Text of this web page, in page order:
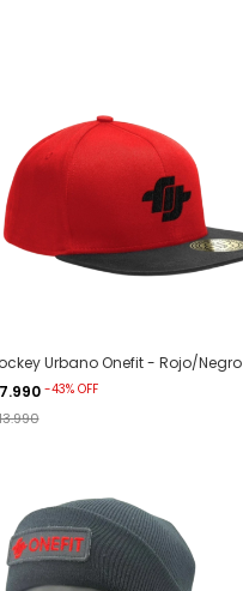
Urbano Onefit - Rojo/Negro
-43% OFF